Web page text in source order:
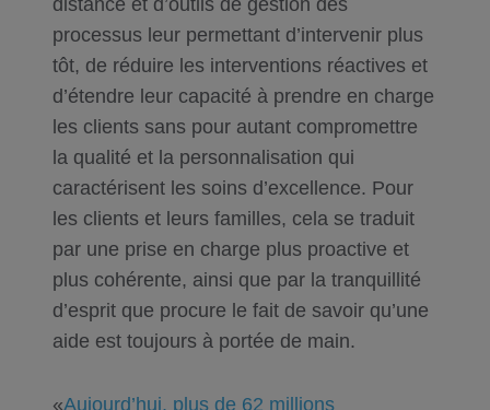
distance et d’outils de gestion des
processus leur permettant d’intervenir plus
tôt, de réduire les interventions réactives et
d’étendre leur capacité à prendre en charge
les clients sans pour autant compromettre
la qualité et la personnalisation qui
caractérisent les soins d’excellence. Pour
les clients et leurs familles, cela se traduit
par une prise en charge plus proactive et
plus cohérente, ainsi que par la tranquillité
d’esprit que procure le fait de savoir qu’une
aide est toujours à portée de main.
«Aujourd’hui, plus de 62 millions